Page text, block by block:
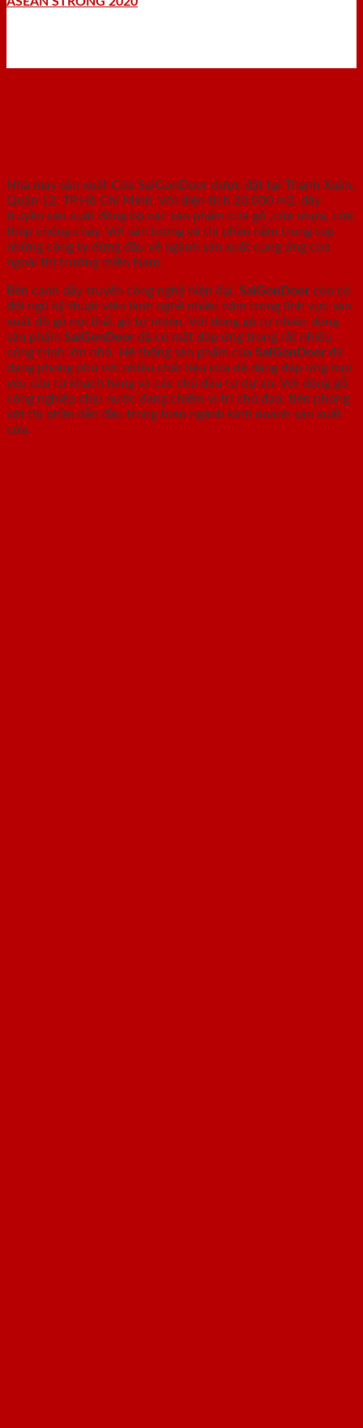
Nhà máy sản xuất Cửa SaiGonDoor được đặt tại Thạnh Xuân,
Quận 12, TP.Hồ Chí Minh. Với diện tích 20.000 m2, dây
truyền sản xuất đồng bộ các sản phẩm cửa gỗ ,cửa nhựa, cửa
thép chống cháy. Với sản lượng và thị phần nằm trong top
những công ty đứng đầu về ngành sản xuất cung ứng cửa
ngoài thị trường miền Nam.
Bên cạnh dây truyền công nghệ hiện đại, SaiGonDoor còn có
đội ngũ kỹ thuật viên lành nghề nhiều năm trong lĩnh vực sản
xuất đồ gỗ nội thất gỗ tự nhiên. Với dòng gỗ tự nhiên dòng
sản phẩm SaiGonDoor đã có mặt đáp ứng trong rất nhiều
công trình lớn nhỏ. Hệ thống sản phẩm của SaiGonDoor đa
dạng phong phú với nhiều chất liệu cửa dễ dàng đáp ứng mọi
yêu cầu từ khách hàng và các chủ đầu tư dự án. Với dòng gỗ
công nghiệp chịu nước đang chiếm vị trí chủ đạo, tiên phong
với thị phần dẫn đầu trong toàn ngành kinh doanh sản xuất
cửa.